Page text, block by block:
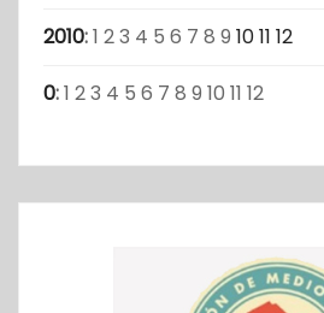
2010:1 23 4 5 6 7 8 9 1011 12
0:1 23 4 5 6 7 8 9 10 11 12